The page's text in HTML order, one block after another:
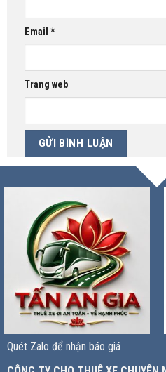
Email *
Trang web
Quét Zalo để nhận báo giá